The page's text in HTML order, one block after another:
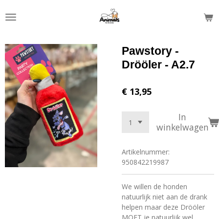
direct
hoofdinhoud
Pawstory -
Drööler - A2.7
€ 13,95
In
winkelwagen
Artikelnummer:
950842219987
We willen de honden
natuurlijk niet aan de drank
helpen maar deze Drööler